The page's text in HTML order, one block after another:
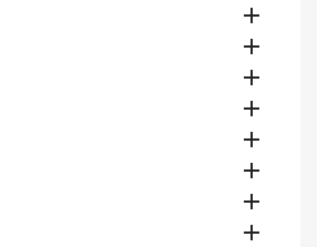







